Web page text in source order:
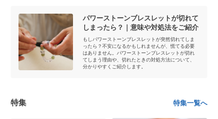
パワーストーンブレスレットが切れて
しまったら？｜意味や対処法をご紹介
もしパワーストーンブレスレットが突然切れてしま
ったら？不安になるかもしれませんが、慌てる必要
はありません。パワーストーンブレスレットが切れ
てしまう理由や、切れたときの対処方法について、
分かりやすくご紹介します。
特集 特集一覧へ